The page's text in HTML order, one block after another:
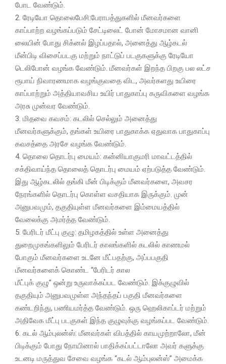
போட வேண்டும்‌.
2. ரேடியோ தொலைபேசி:பேராபத்துகளில்‌ மீனவர்களை
காப்பாற்ற வழங்கப்படும்‌ சேட்டிலைட்‌ போன்‌ மோசமான வானி
லையின்‌ போது சிக்னல்‌ இழப்பதால்‌, அனைத்து ஆழ்கடல்‌
மீன்பிடி விசைப்படகு மற்றும்‌ நாட்டுப் படகுகளுக்கு ரேடியோ
டெலிபோன்‌ வழங்க வேண்டும்‌. மீனவர்கள்‌ இறந்த பிறகு பல லட்ச
ரூபாய்‌ நிவாரணமாக வழங்குவதை விட, அவர்களது உயிரை
காப்பாற்றும்‌ அத்தியாவசிய உயிர்‌ பாதுகாப்பு கருவிகளை வழங்க
அரசு முன்வர வேண்டும்‌.
3. மிதவை கவசம்‌: கடலில்‌ செல்லும்‌ அனைத்து
மீனவர்களுக்கும்‌, தங்கள்‌ உயிரை பாதுகாக்க ஏதுவாக பாதுகாப்பு
கவசத்தை அரசே வழங்க வேண்டும்‌.
4. தொலை தொடர்பு மையம்‌: கன்னியாகுமரி மாவட்டத்தில்‌
சக்திவாய்ந்த தொலைத் தொடர்பு மையம்‌ ஏற்படுத்த வேண்டும்‌.
இது ஆழ்கடலில்‌ தங்கி மீன்‌ பிடிக்கும்‌ மீனவர்களை, அவசர
நேரங்களில்‌ தொடர்பு கொள்ள வசதியாக இருக்கும்‌. முன்‌
அனுபவமும்‌, தகுதியுள்ள மீனவர்களை இம்மையத்தில்‌
வேலைக்கு அமர்த்த வேண்டும்‌.
5. பேரிடர்‌ மீட்பு குழு: தமிழகத்தில்‌ உள்ள அனைத்து
துறைமுகங்களிலும்‌ பேரிடர்‌ காலங்களில்‌ கடலில்‌ காணமல்‌
போகும்‌ மீனவர்களை உடனே மீட்பதற்கு, அப்பபகுதி
மீனவர்களைக்‌ கொண்ட “பேரிடர்‌ கால
மீட்புக்‌ குழு” ஒன்று உருவாக்கப்பட வேண்டும்‌. இக்குழுவில்‌
தகுதியும்‌ அனுபவமுள்ள அந்தந்தப்‌ பகுதி மீனவர்களை
கண்டறிந்து, பணியமர்த்த வேண்டும்‌. ஒரு ஹெலிகாப்டர்‌ மற்றும்‌
அதிவேக மீட்பு படகுகள்‌ இந்த குழுவுக்கு வழங்கப்பட வேண்டும்‌.
6. கடல்‌ ஆம்புலன்ஸ்‌: மீனவர்கள்‌ விபத்தில்‌ காயமுற்றாலோ, மீன்‌
பிடிக்கும்‌ போது நோயினால்‌ பாதிக்கப்பட்டாலோ அவர் களுக்கு
உடனடி மருத்துவ சேவை வழங்க “கடல்‌ ஆம்புலன்ஸ்‌” அமைக்க